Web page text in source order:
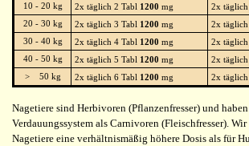
10 - 20 kg
2x täglich 2 Tabl 1200 mg 2x täglich
20 - 30 kg
2x täglich 3 Tabl 1200 mg 2x
30 - 40 kg
2x täglich 4 Tabl 1200 mg 2x täglich
40 - 50 kg
2x täglich 5 Tabl 1200 mg 2x
> 50 kg
2x täglich 6 Tabl 1200 mg 2x täglich
Nagetiere sind Herbivoren (Pflanzenfresser) und
Verdauungssystem als Carnivoren (Fleischfresser).
Nagetiere eine verhältnismäßig höhere Dosis als für